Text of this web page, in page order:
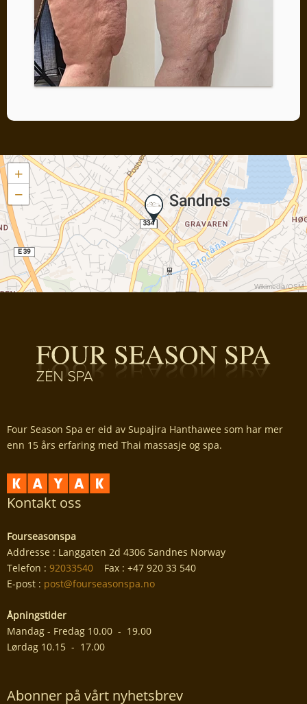
+
−
Wikimedia/OSM
Four Season Spa er eid av Supajira Hanthawee som har mer
enn 15 års erfaring med Thai massasje og spa.
Kontakt oss
Fourseasonspa
Addresse : Langgaten 2d 4306 Sandnes Norway
Telefon : 92033540 Fax : +47 920 33 540
E-post : post@fourseasonspa.no
Åpningstider
Mandag - Fredag 10.00 - 19.00
Lørdag 10.15 - 17.00
Abonner på vårt nyhetsbrev